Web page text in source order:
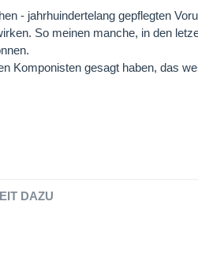
- jahrhuindertelang gepflegten
So meinen manche, in den
Komponisten gesagt haben, das
DAZU